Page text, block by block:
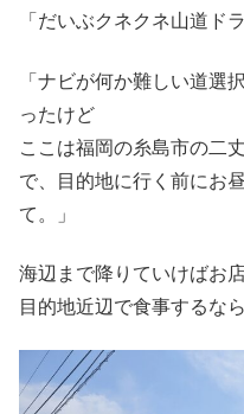
「だいぶクネクネ山道ド
「ナビが何か難しい道選
ったけど
ここは福岡の糸島市の二
で、目的地に行く前にお
て。」
海辺まで降りていけばお
目的地近辺で食事するな